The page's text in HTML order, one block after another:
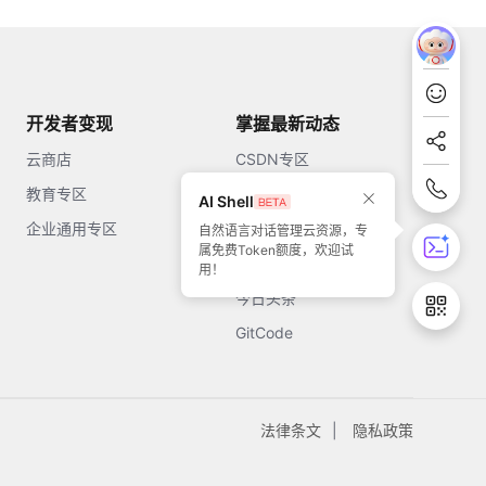
开发者变现
云商店
教育专区
企业通用专区
掌握最新动态
CSDN专区
知乎
开源中国
今日头条
GitCode
法律条文 隐私政策
AI Shell
自然语言对话管理云资源，专
属免费Token额度，欢迎试
用！